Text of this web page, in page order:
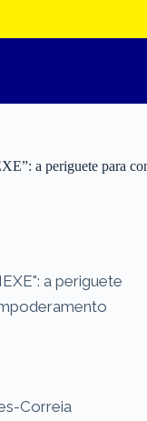
a periguete para
a periguete
Correia